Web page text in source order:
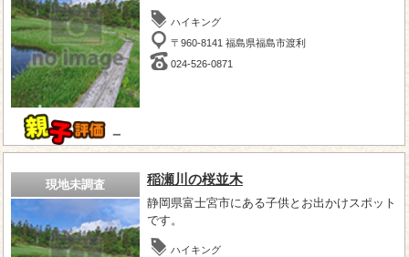
－
ハイキング
〒960-8141 福島県福島市渡利
024-526-0871
現地未調査 稲瀬川の桜並木
静岡県富士宮市にある子供とお出かけスポット
です。
ハイキング